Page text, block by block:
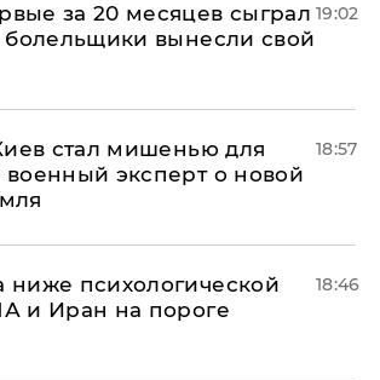
за 20 месяцев сыграл
болельщики вынесли свой
19:02
стал мишенью для
военный эксперт о новой
18:57
ниже психологической
и Иран на пороге
18:46